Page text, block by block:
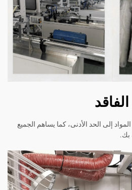
إلى الحد الأدنى، كما يساهم الجميع
بك.